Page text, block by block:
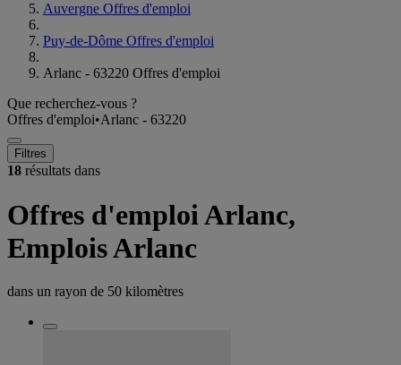
Auvergne Offres d'emploi
Puy-de-Dôme Offres d'emploi
Arlanc - 63220 Offres d'emploi
Que recherchez-vous ?
Offres d'emploi•Arlanc - 63220
Filtres
18 résultats dans
Offres d'emploi Arlanc,
Emplois Arlanc
dans un rayon de 50 kilomètres